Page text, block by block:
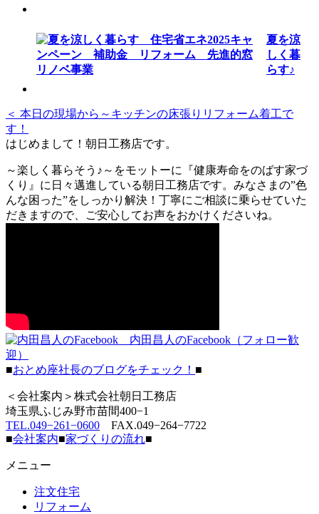
夏を涼
しく暮
らす♪
＜ 本日の現場から～キッチンの床張りリフォーム着工で
す！
はじめまして！朝日工務店です。
～楽しく暮らそう♪～をモットーに『健康寿命をのばす家づ
くり』に日々邁進している朝日工務店です。みなさまの”色
んな困った”をしっかり解決！丁寧にご相談に乗らせていた
だきますので、ご安心してお声をおかけくださいね。
内田昌人のFacebook（フォロー歓
迎）
■おとめ座社長のブログをチェック！ ■
＜会社案内＞株式会社朝日工務店
埼玉県ふじみ野市苗間400−1
TEL.049−261−0600 FAX.049−264−7722
■会社案内■家づくりの流れ■
メニュー
注文住宅
リフォーム